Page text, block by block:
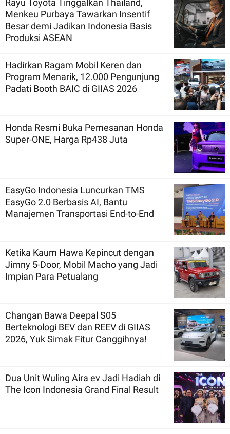
Menkeu Purbaya Tawarkan Insentif
Besar demi Jadikan Indonesia Basis
Produksi ASEAN
Hadirkan Ragam Mobil Keren dan
Program Menarik, 12.000 Pengunjung
Padati Booth BAIC di GIIAS 2026
Honda Resmi Buka Pemesanan Honda
Super-ONE, Harga Rp438 Juta
EasyGo Indonesia Luncurkan TMS
EasyGo 2.0 Berbasis AI, Bantu
Manajemen Transportasi End-to-End
Ketika Kaum Hawa Kepincut dengan
Jimny 5-Door, Mobil Macho yang Jadi
Impian Para Petualang
Changan Bawa Deepal S05
Berteknologi BEV dan REEV di GIIAS
2026, Yuk Simak Fitur Canggihnya!
Dua Unit Wuling Aira ev Jadi Hadiah di
The Icon Indonesia Grand Final Result